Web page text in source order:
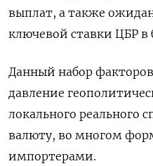
выплат, а также
ключевой ставки ЦБР
Данный набор
давление
локального реального
валюту, во многом
импортерами.